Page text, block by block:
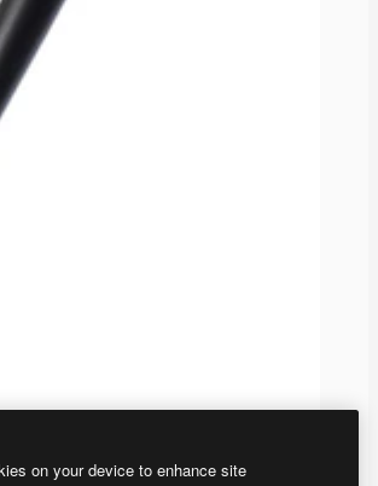
on your device to enhance site